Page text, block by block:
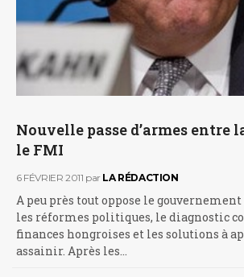
Nouvelle passe d’armes entre
le FMI
6 FÉVRIER 2011 par LA RÉDACTION
A peu près tout oppose le
les réformes politiques, le diagnostic
finances hongroises et les solutions à
assainir. Après les…